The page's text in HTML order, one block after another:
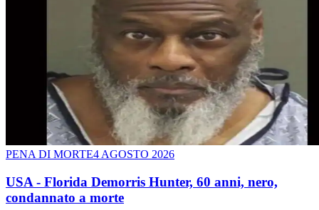
PENA DI MORTE4 AGOSTO 2026
USA - Florida Demorris Hunter, 60 anni, nero,
condannato a morte